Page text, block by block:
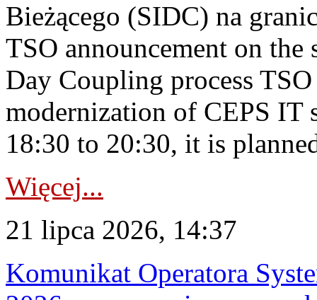
Bieżącego (SIDC) na
TSO announcement on
Day Coupling process
modernization of CEPS IT
18:30 to 20:30, it is
Więcej...
21 lipca 2026, 14:37
Komunikat Operatora